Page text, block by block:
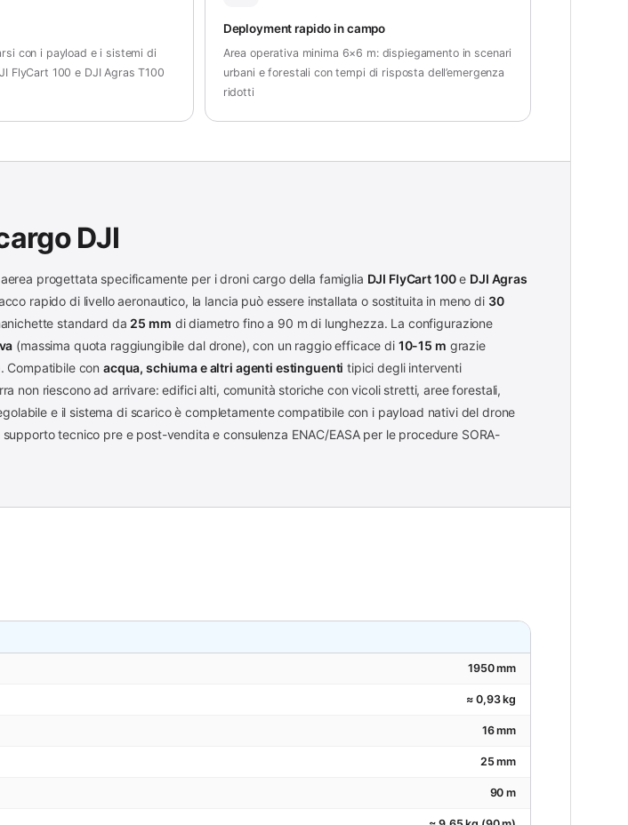
con i payload e i sistemi di
FlyCart 100 e DJI Agras T100
Deployment rapido in campo
Area operativa minima 6×6 m: dispiegamento in scenari
urbani e forestali con tempi di risposta dell’emergenza
ridotti
DJI
progettata specificamente per i droni cargo della famiglia DJI FlyCart 100e DJI Agras
rapido di livello aeronautico, la lancia può essere installata o sostituita in meno di 30
standard da 25 mm di diametro fino a 90 m di lunghezza. La configurazione
(massima quota raggiungibile dal drone), con un raggio efficace di 10-15 m grazie
Compatibile con acqua, schiuma e altri agenti estinguenti tipici degli interventi
non riescono ad arrivare: edifici alti, comunità storiche con vicoli stretti, aree forestali,
e il sistema di scarico è completamente compatibile con i payload nativi del drone
supporto tecnico pre e post-vendita e consulenza ENAC/EASA per le procedure SORA-
1950 mm
≈ 0,93 kg
16 mm
25 mm
90 m